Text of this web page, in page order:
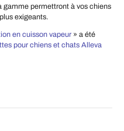
gamme permettront à vos chiens
exigeants.
en cuisson vapeur » a été
pour chiens et chats Alleva